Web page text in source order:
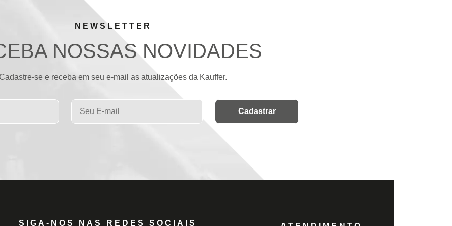
NEWSLETTER
NOSSAS NOVIDADES
se e receba em seu e-mail as atualizações da Kauffer.
SIGA-NOS NAS REDES SOCIAIS